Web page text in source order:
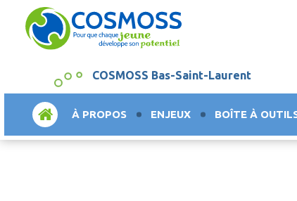
COSMOSS Bas-Saint-Laurent
ACCUEILÀ PROPOS ENJEUX BOÎTE À